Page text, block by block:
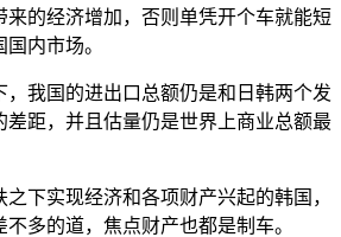
来的经济增加，否则单凭开个车就能短
内市场。
我国的进出口总额仍是和日韩两个发
差距，并且估量仍是世界上商业总额最
实现经济和各项财产兴起的韩国，
多的道，焦点财产也都是制车。